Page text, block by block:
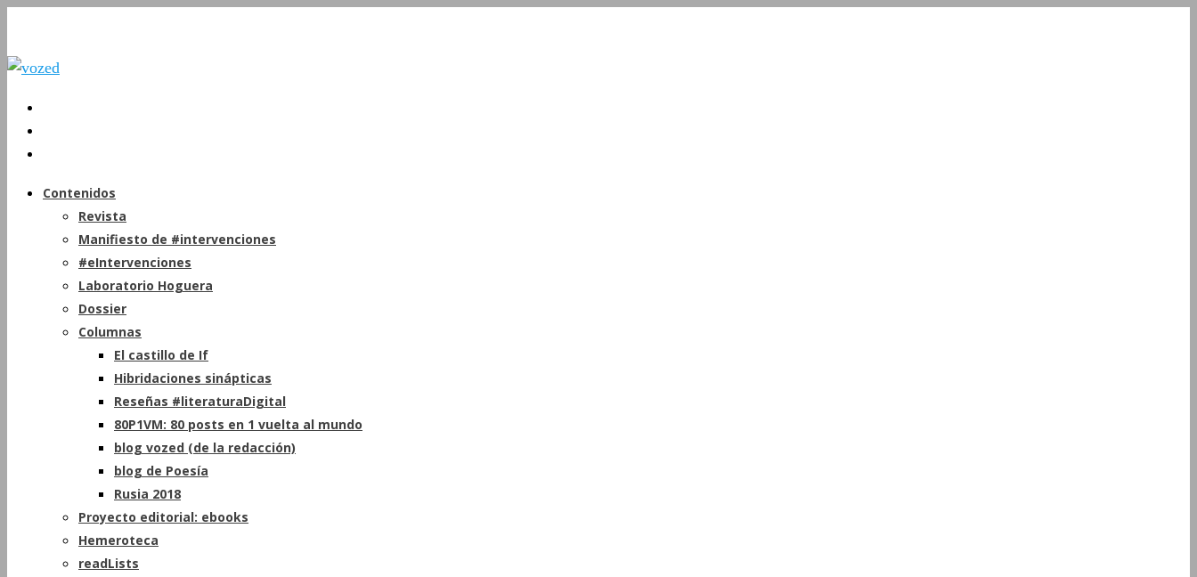
Contenidos
Revista
Manifiesto de #intervenciones
#eIntervenciones
Laboratorio Hoguera
Dossier
Columnas
El castillo de If
Hibridaciones sinápticas
Reseñas #literaturaDigital
80P1VM: 80 posts en 1 vuelta al mundo
blog vozed (de la redacción)
blog de Poesía
Rusia 2018
Proyecto editorial: ebooks
Hemeroteca
readLists